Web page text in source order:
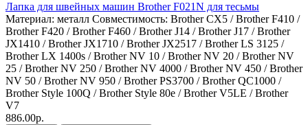
Лапка для швейных машин Brother F021N для тесьмы
Материал: металл Совместимость: Brother CX5 / Brother F410 /
Brother F420 / Brother F460 / Brother J14 / Brother J17 / Brother
JX1410 / Brother JX1710 / Brother JX2517 / Brother LS 3125 /
Brother LX 1400s / Brother NV 10 / Brother NV 20 / Brother NV
25 / Brother NV 250 / Brother NV 4000 / Brother NV 450 / Brother
NV 50 / Brother NV 950 / Brother PS3700 / Brother QC1000 /
Brother Style 100Q / Brother Style 80e / Brother V5LE / Brother
V7
886.00р.